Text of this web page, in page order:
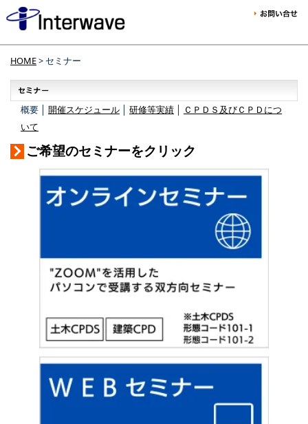
HOME> セミナー
概要 │ 開催スケジュール 研修等実績
ＣＰＤＳ及びＣＰＤにつ
いて
ご希望のセミナーをクリック